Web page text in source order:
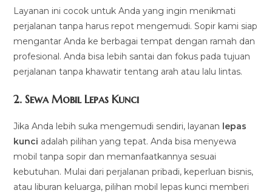
Layanan ini cocok untuk Anda yang ingin menikmati
perjalanan tanpa harus repot mengemudi. Sopir kami siap
mengantar Anda ke berbagai tempat dengan ramah dan
profesional. Anda bisa lebih santai dan fokus pada tujuan
perjalanan tanpa khawatir tentang arah atau lalu lintas.
2.Sewa Mobil Lepas Kunci
Jika Anda lebih suka mengemudi sendiri, layanan lepas
kunci adalah pilihan yang tepat. Anda bisa menyewa
mobil tanpa sopir dan memanfaatkannya sesuai
kebutuhan. Mulai dari perjalanan pribadi, keperluan bisnis,
atau liburan keluarga, pilihan mobil lepas kunci memberi